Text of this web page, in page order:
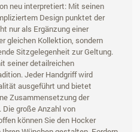
neu interpretiert: Mit seinen
Design punktet der
nur als Ergänzung einer
gleichen Kollektion, sondern
Sitzgelegenheit zur Geltung.
seiner detailreichen
Jeder Handgriff wird
ausgeführt und bietet
Zusammensetzung der
große Anzahl von
können Sie den Hocker